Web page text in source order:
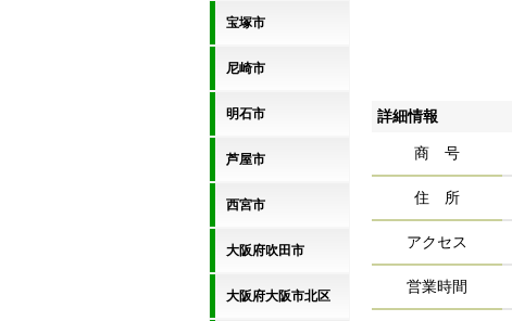
宝塚市
尼崎市
明石市
芦屋市
西宮市
大阪府吹田市
大阪府大阪市北区
詳細情報
商 号
住 所
アクセス
営業時間